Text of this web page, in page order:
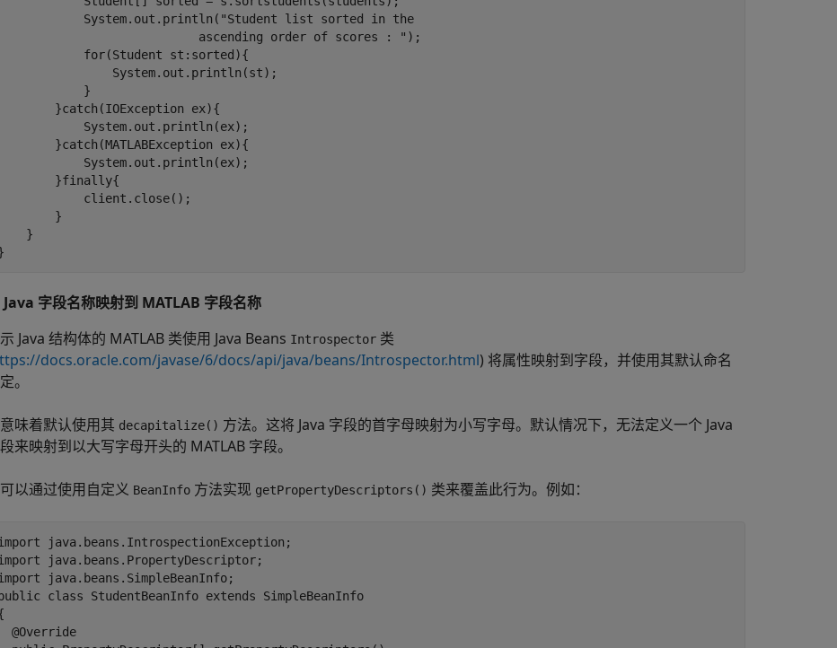
System.out.println("Student list sorted in the
ascending order of scores : ");
for(Student st:sorted){
System.out.println(st);
}
}catch(IOException ex){
System.out.println(ex);
}catch(MATLABException ex){
System.out.println(ex);
}finally{
client.close();
}
}
Java 字段名称映射到 MATLAB 字段名称
Java 结构体的 MATLAB 类使用 Java Beans Introspector 类
docs.oracle.com/javase/6/docs/api/java/beans/Introspector.html) 将属性映射到字段，并使用其默认命名
。
味着默认使用其 decapitalize() 方法。这将 Java 字段的首字母映射为小写字母。默认情况下，无法定义一个 Java
来映射到以大写字母开头的 MATLAB 字段。
以通过使用自定义 BeanInfo 方法实现 getPropertyDescriptors() 类来覆盖此行为。例如：
java.beans.IntrospectionException;
java.beans.PropertyDescriptor;
java.beans.SimpleBeanInfo;
class StudentBeanInfo extends SimpleBeanInfo
@Override